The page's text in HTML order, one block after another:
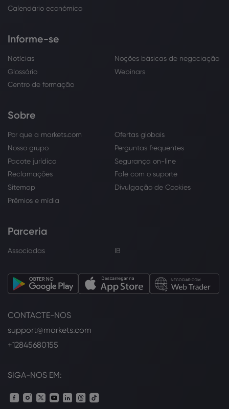
Calendário económico
Informe-se
Notícias
Noções básicas de negociação
Glossário
Webinars
Centro de formação
Sobre
Por que a markets.com
Ofertas globais
Nosso grupo
Perguntas frequentes
Pacote jurídico
Segurança on-line
Reclamações
Fale com o suporte
Sitemap
Divulgação de Cookies
Prêmios e mídia
Parceria
Associadas IB
CONTACTE-NOS
support@markets.com
+12845680155
SIGA-NOS EM: